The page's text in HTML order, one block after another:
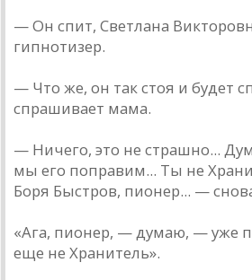
— Он спит, Светлана
гипнотизер.
— Что же, он так стоя и будет
спрашивает мама.
— Ничего, это не страшно...
мы его поправим... Ты не
Боря Быстров, пионер... —
«Ага, пионер, — думаю, — уже
еще не Хранитель».